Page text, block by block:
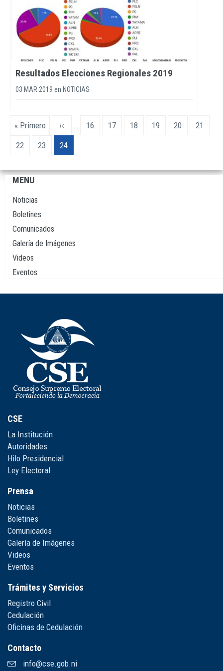
Resultados Elecciones Regionales 2019
03 MAR 2019 en NOTICIAS
Paginación
Primera
« Primero
Página
anterior
‹‹ … Page
16 Page
17 Page
18 Page
19 Page
20 Page
21
Page
22 Page
23
Página
actual
24
Navegación
principal
MENU
Noticias
Boletines
Comunicados
Galería de Imágenes
Videos
Eventos
CSE
La Institución
Autoridades
Hilo Presidencial
Ley Electoral
Prensa
Noticias
Boletines
Comunicados
Galería de Imágenes
Videos
Eventos
Trámites y Servicios
Registro Civil
Cedulación
Oficinas de Cedulación
Contacto
info@cse.gob.ni